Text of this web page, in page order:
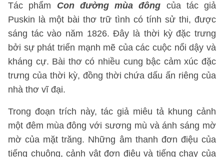
Tác phẩm Con đường mùa đông của tác giả
Puskin là một bài thơ trữ tình có tính sử thi, được
sáng tác vào năm 1826. Đây là thời kỳ đặc trưng
bởi sự phát triển mạnh mẽ của các cuộc nổi dậy và
kháng cự. Bài thơ có nhiều cung bậc cảm xúc đặc
trưng của thời kỳ, đồng thời chứa dấu ấn riêng của
nhà thơ vĩ đại.
Trong đoạn trích này, tác giả miêu tả khung cảnh
một đêm mùa đông với sương mù và ánh sáng mờ
mờ của mặt trăng. Những âm thanh đơn điệu của
tiếng chuông, cảnh vật đơn điệu và tiếng chạy của